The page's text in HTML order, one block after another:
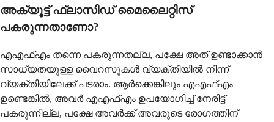
അക്യൂട്ട് ഫ്ലാസിഡ് മൈലൈറ്റിസ്
പകരുന്നതാണോ?
എഎഫ്എം തന്നെ പകരുന്നതല്ല, പക്ഷേ അത് ഉണ്ടാക്കാന്‍
സാധ്യതയുള്ള വൈറസുകള്‍ വ്യക്തിയില്‍ നിന്ന്
വ്യക്തിയിലേക്ക് പടരാം. ആര്‍ക്കെങ്കിലും എഎഫ്എം
ഉണ്ടെങ്കില്‍, അവര്‍ എഎഫ്എം ഉപയോഗിച്ച് നേരിട്ട്
പകരുന്നില്ല, പക്ഷേ അവര്‍ക്ക് അവരുടെ രോഗത്തിന്